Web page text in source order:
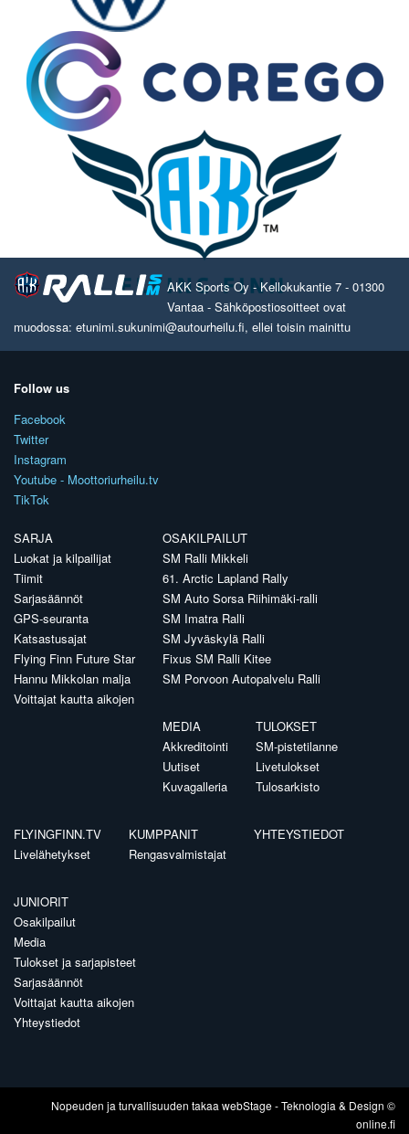
AKK Sports Oy - Kellokukantie 7 - 01300
Vantaa - Sähköpostiosoitteet ovat
muodossa: etunimi.sukunimi@autourheilu.fi, ellei toisin mainittu
Follow us
Facebook
Twitter
Instagram
Youtube - Moottoriurheilu.tv
TikTok
SARJA
Luokat ja kilpailijat
Tiimit
Sarjasäännöt
GPS-seuranta
Katsastusajat
Flying Finn Future Star
Hannu Mikkolan malja
Voittajat kautta aikojen
OSAKILPAILUT
SM Ralli Mikkeli
61. Arctic Lapland Rally
SM Auto Sorsa Riihimäki-ralli
SM Imatra Ralli
SM Jyväskylä Ralli
Fixus SM Ralli Kitee
SM Porvoon Autopalvelu Ralli
MEDIA
Akkreditointi
Uutiset
Kuvagalleria
TULOKSET
SM-pistetilanne
Livetulokset
Tulosarkisto
FLYINGFINN.TV
Livelähetykset
KUMPPANIT
Rengasvalmistajat
YHTEYSTIEDOT
JUNIORIT
Osakilpailut
Media
Tulokset ja sarjapisteet
Sarjasäännöt
Voittajat kautta aikojen
Yhteystiedot
Nopeuden ja turvallisuuden takaawebStage- Teknologia & Design ©
online.fi